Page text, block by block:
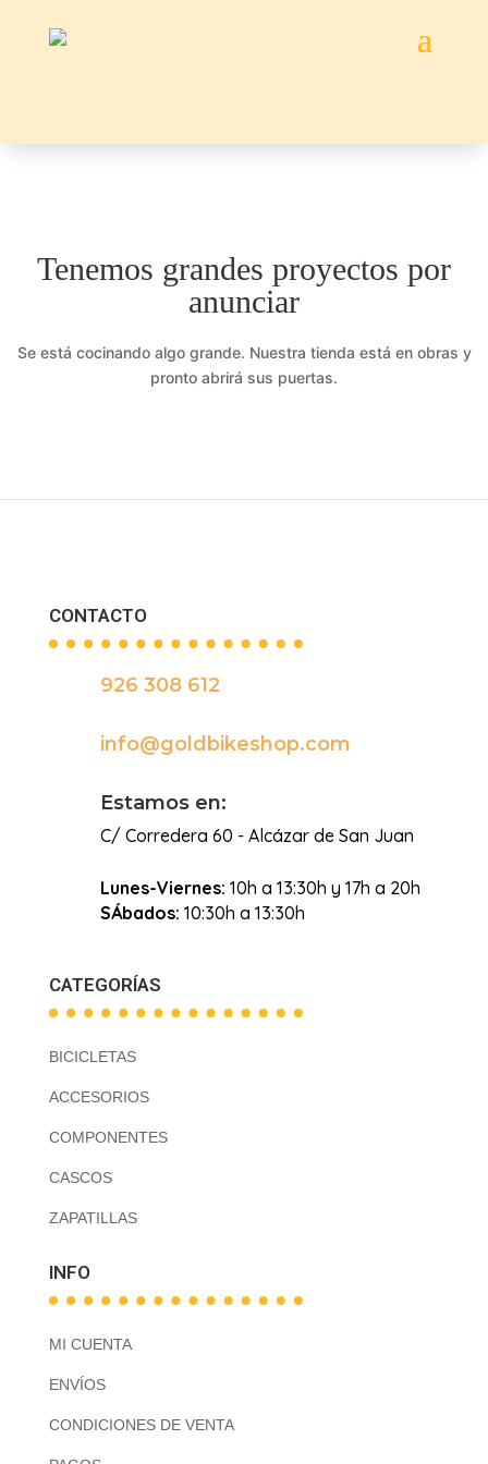
Tenemos grandes proyectos por
anunciar
Se está cocinando algo grande. Nuestra tienda está en obras y
pronto abrirá sus puertas.
CONTACTO
926 308 612
info@goldbikeshop.com
Estamos en:
C/ Corredera 60 - Alcázar de San Juan
Lunes-Viernes: 10h a 13:30h y 17h a 20h
SÁbados: 10:30h a 13:30h
CATEGORÍAS
BICICLETAS
ACCESORIOS
COMPONENTES
CASCOS
ZAPATILLAS
INFO
MI CUENTA
ENVÍOS
CONDICIONES DE VENTA